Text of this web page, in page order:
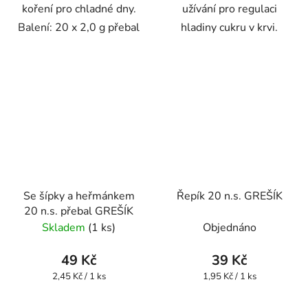
koření pro chladné dny.
Balení: 20 x 2,0 g přebal
užívání pro regulaci
hladiny cukru v krvi.
Se šípky a heřmánkem
20 n.s. přebal GREŠÍK
Skladem (1 ks)
49 Kč
Měrná
2,45 Kč / 1 ks
Řepík 20 n.s. GREŠÍK
Objednáno
39 Kč
Měrná
1,95 Kč / 1 ks